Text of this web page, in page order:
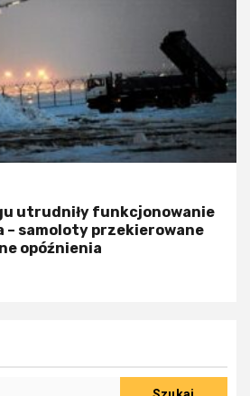
utrudniły funkcjonowanie
– samoloty przekierowane
opóźnienia